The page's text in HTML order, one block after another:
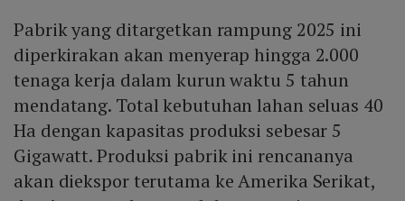
Pabrik yang ditargetkan rampung 2025 ini
diperkirakan akan menyerap hingga 2.000
tenaga kerja dalam kurun waktu 5 tahun
mendatang. Total kebutuhan lahan seluas 40
Ha dengan kapasitas produksi sebesar 5
Gigawatt. Produksi pabrik ini rencananya
akan diekspor terutama ke Amerika Serikat,